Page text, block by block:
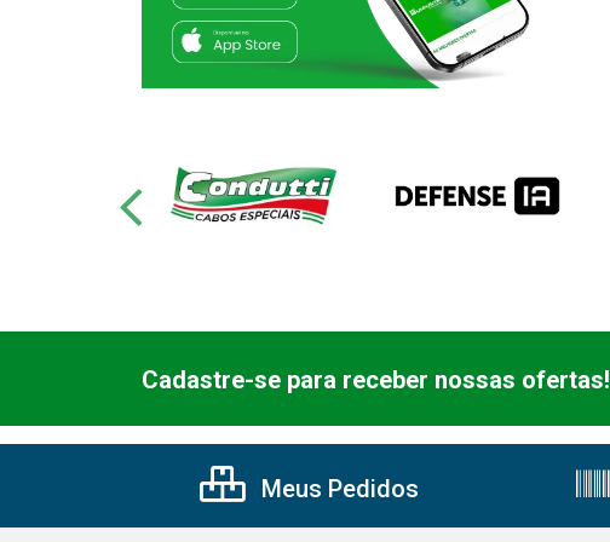
Cadastre-se para receber nossas ofertas!
Meus Pedidos